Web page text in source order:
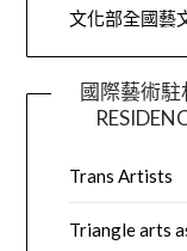
文化部全國藝
國際藝術
Trans Artists
Triangle arts